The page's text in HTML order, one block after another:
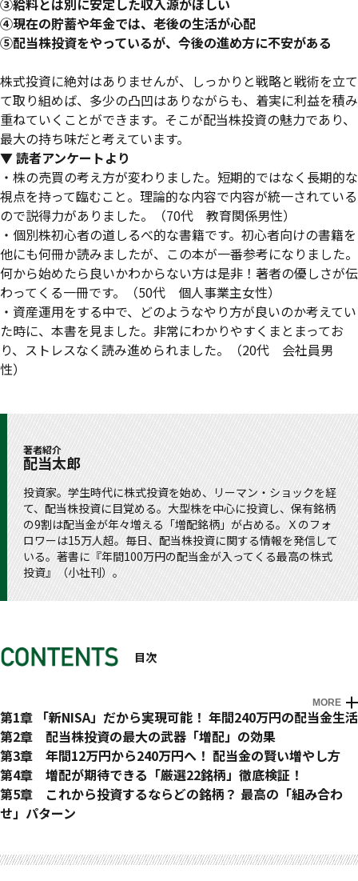
③給料とは別に安定した収入源がほしい
④現在の貯蓄や年金では、老後の生活が心配
⑤配当株投資をやっているが、今後の進め方に不安がある
株式投資に絶対はありませんが、しっかりと戦略と戦術を立て
て取り組めば、多少の凸凹はありながらも、着実に利益を積み
重ねていくことができます。そこが配当株投資の魅力であり、
最大の持ち味だと考えています。
▼ 読者アンケートより
・株の売買の考え方が変わりました。短期的ではなく長期的な
視点を持って臨むこと。理論的な内容で内容が統一されている
ので説得力がありました。（70代 教育関係男性）
・個別株初心者の道しるべ的な書籍です。初心者向けの書籍を
他にも何冊か読みましたが、この本が一番参考になりました。
何から始めたら良いかわからない方は是非！著者の優しさが伝
わってくる一冊です。（50代 個人事業主女性）
・資産運用をする中で、どのようなやり方が良いのか考えてい
た時に、本書を見ました。非常にわかりやすくまとまってお
り、ストレスなく読み進められました。（20代 会社員男
性）
著者紹介
配当太郎
投資家。学生時代に株式投資を始め、リーマン・ショックを経
て、配当株投資に目覚める。大型株を中心に投資し、保有銘柄
の9割は配当金が年々増える「増配銘柄」が占める。Ｘのフォ
ロワーは15万人超。毎日、配当株投資に関する情報を発信して
いる。著書に『年間100万円の配当金が入ってくる最高の株式
投資』（小社刊）。
目次
MORE
はじめに 「新NASA」と「配当株投資」は抜群に相性がいい
第1章 「新NISA」だから実現可能！ 年間240万円の配当金生活
新ＮＩＳＡのメリットは「無期限」で「非課税」になること
配当株投資で活用する「成長投資枠」の4つの注目ポイント
新ＮＩＳＡの「注意点」はどこにあるのか？
「ここがダメになったら、日本経済も終わりだな」と思える企
業を選ぶ
「どの企業の株を買うか？」で迷ったときの考え方
配当株投資の進め方は「農作業」の手順がお手本になる
第2章 配当株投資の最大の武器「増配」の効果
企業が増配するとどんな恩恵があるのか？
「ゴリラ握力」で保持すれば増配の恩恵が受けられる
増配のインパクトは投資額が増えるほど大きくなる
増配額の「小ささ」を甘く見てはいけない！
要注意！ 企業が「増配」していればいいわけではない
「取得利回り」を上げるための2つのアプローチ
第3章 年間12万円から240万円へ！ 配当金の賢い増やし方
年間240万円の配当金を手に入れるまでのプロセス
年間配当金の「目標額」を設定しゴールを目指して計画的に行
動する
年間240万円の配当金を手に入れるシミュレーション
スタートから16年目に「年間配当金50万円」が見えてくる
第4章 増配が期待できる「厳選22銘柄」徹底検証！
企業の「将来性」を読み解いて今後の増配の可能性を探る
銘柄１ 三菱ＵＦＪフィナンシャル・グループ
銘柄３ 三菱商事
銘柄４ 伊藤忠商事
第5章 これから投資するならどの銘柄？ 最高の「組み合わ
せ」パターン
パターン1 最強の「四天王」型
４業界の「稼ぎ頭」を主軸に置いて、強固な地盤を作る